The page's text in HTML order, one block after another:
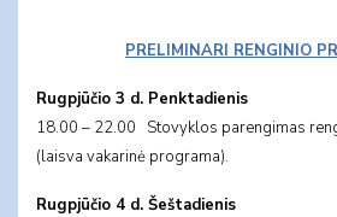
PRELIMINARI RENGINIO
Rugpjūčio 3 d. Penktadienis
18.00 – 22.00 Stovyklos parengimas
(laisva vakarinė programa).
Rugpjūčio 4 d. Šeštadienis